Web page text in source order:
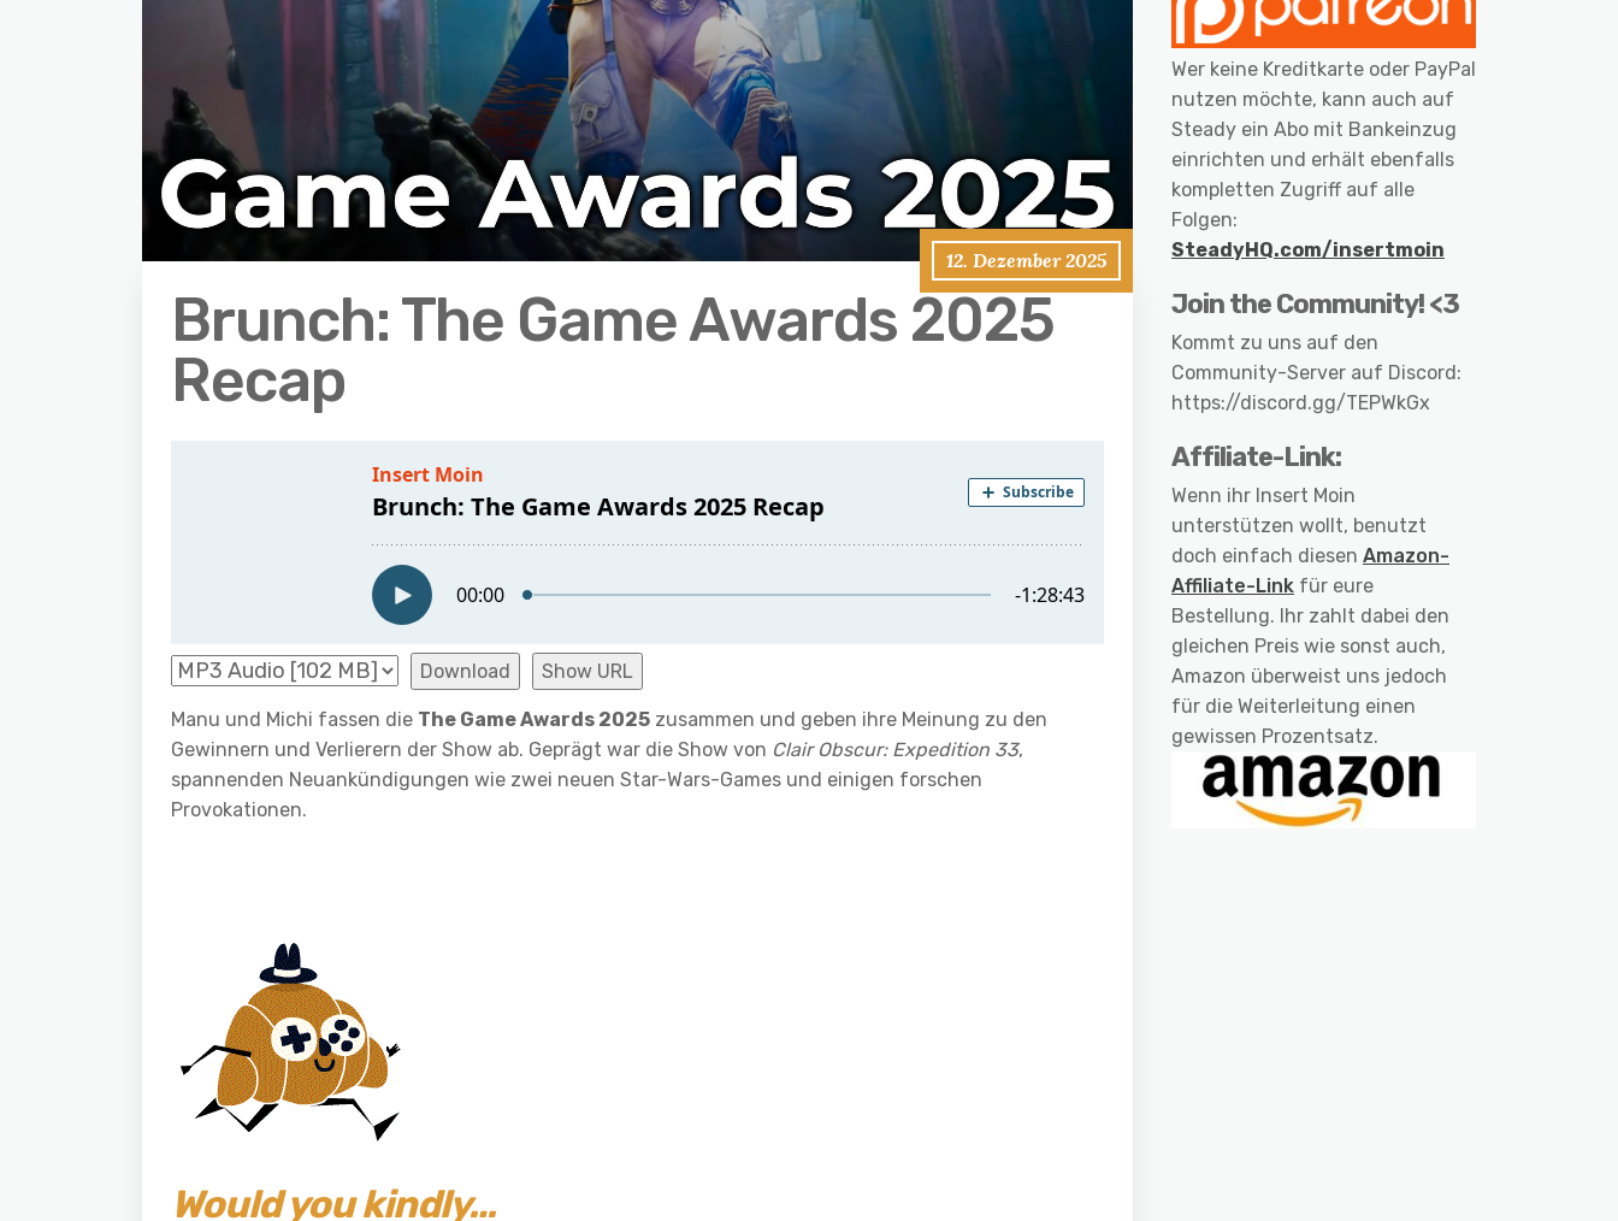
12. Dezember 2025
Brunch: The Game Awards 2025
Recap
Download Show URL
Manu und Michi fassen die The Game Awards 2025 zusammen und geben ihre Meinung zu den
Gewinnern und Verlierern der Show ab. Geprägt war die Show von Clair Obscur: Expedition 33,
spannenden Neuankündigungen wie zwei neuen Star-Wars-Games und einigen forschen
Provokationen.
Would you kindly…
Wer keine Kreditkarte oder PayPal
nutzen möchte, kann auch auf
Steady ein Abo mit Bankeinzug
einrichten und erhält ebenfalls
kompletten Zugriff auf alle
Folgen:
SteadyHQ.com/insertmoin
Join the Community! <3
Kommt zu uns auf den
Community-Server auf Discord:
https://discord.gg/TEPWkGx
Affiliate-Link:
Wenn ihr Insert Moin
unterstützen wollt, benutzt
doch einfach diesen Amazon-
Affiliate-Link für eure
Bestellung. Ihr zahlt dabei den
gleichen Preis wie sonst auch,
Amazon überweist uns jedoch
für die Weiterleitung einen
gewissen Prozentsatz.